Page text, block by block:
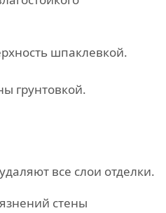
шпаклевкой.
грунтовкой.
все слои отделки.
стены